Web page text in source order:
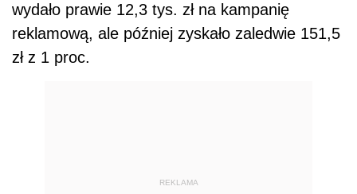
wydało prawie 12,3 tys. zł na kampanię
reklamową, ale później zyskało zaledwie 151,5
zł z 1 proc.
REKLAMA